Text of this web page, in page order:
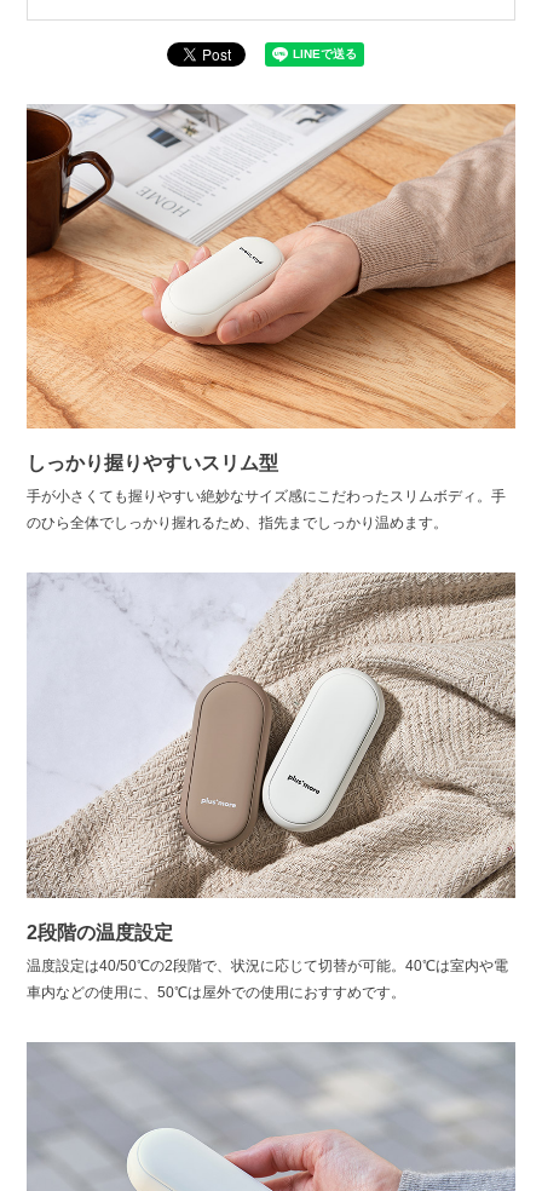
しっかり握りやすいスリム型
手が小さくても握りやすい絶妙なサイズ感にこだわったスリムボディ。手
のひら全体でしっかり握れるため、指先までしっかり温めます。
2段階の温度設定
温度設定は40/50℃の2段階で、状況に応じて切替が可能。40℃は室内や電
車内などの使用に、50℃は屋外での使用におすすめです。